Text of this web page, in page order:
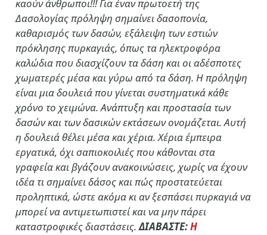
καούν άνθρωποι!!! Για έναν πρωτοετή της
Δασολογίας πρόληψη σημαίνει δασοπονία,
καθαρισμός των δασών, εξάλειψη των εστιών
πρόκλησης πυρκαγιάς, όπως τα ηλεκτροφόρα
καλώδια που διασχίζουν τα δάση και οι αδέσποτες
χωματερές μέσα και γύρω από τα δάση. Η πρόληψη
είναι μια δουλειά που γίνεται συστηματικά κάθε
χρόνο το χειμώνα. Ανάπτυξη και προστασία των
δασών και των δασικών εκτάσεων ονομάζεται. Αυτή
η δουλειά θέλει μέσα και χέρια. Χέρια έμπειρα
εργατικά, όχι σαπιοκοιλιές που κάθονται στα
γραφεία και βγάζουν ανακοινώσεις, χωρίς να έχουν
ιδέα τι σημαίνει δάσος και πώς προστατεύεται
προληπτικά, ώστε ακόμα κι αν ξεσπάσει πυρκαγιά να
μπορεί να αντιμετωπιστεί και να μην πάρει
καταστροφικές διαστάσεις.ΔΙΑΒΑΣΤΕ:Η